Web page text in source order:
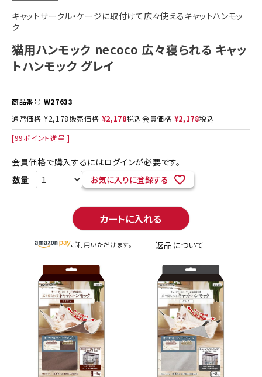
キャットサークル・ケージに取付けて広々使えるキャットハンモッ
ク
猫用ハンモック necoco 広々寝られる キャッ
トハンモック グレイ
商品番号 W27633
通常価格 ¥2,178 販売価格 ¥2,178税込会員価格 ¥2,178税込
[99ポイント進呈 ]
会員価格で購入するにはログインが必要です。
お気に入りに登録する
カートに入れる
ご利用いただけます。 返品について